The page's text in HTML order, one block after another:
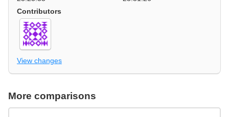
Contributors
View changes
More comparisons